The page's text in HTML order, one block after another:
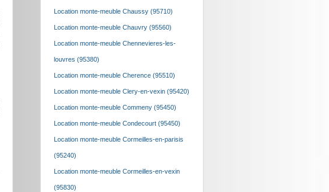
Location monte-meuble Chaussy (95710)
Location monte-meuble Chauvry (95560)
Location monte-meuble Chennevieres-les-
louvres (95380)
Location monte-meuble Cherence (95510)
Location monte-meuble Clery-en-vexin (95420)
Location monte-meuble Commeny (95450)
Location monte-meuble Condecourt (95450)
Location monte-meuble Cormeilles-en-parisis
(95240)
Location monte-meuble Cormeilles-en-vexin
(95830)